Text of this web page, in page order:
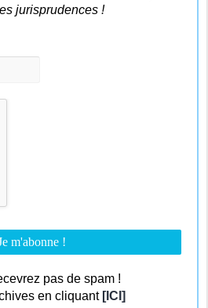
jurisprudences !
pas de spam !
en cliquant [ICI]